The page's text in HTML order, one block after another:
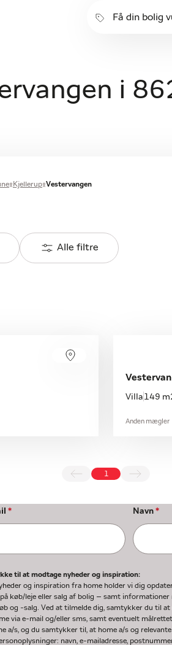
Få din bolig
i
Kjellerup Vestervangen
Alle filtre
Villa 149
Anden mægler
1
* Navn *
til at modtage nyheder og inspiration:
og inspiration fra home holder vi dig
køb/leje eller salg af bolig – samt
og -salg. Ved at tilmelde dig, samtykker du til
via e-mail og/eller sms, samt eventuelt
a/s, og du samtykker til, at home a/s og
navn, e-mailadresse,